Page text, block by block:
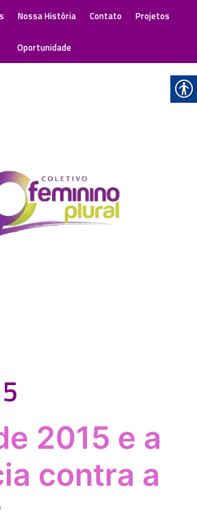
Nossa História Contato Projetos
Oportunidade
2015 e a
contra a